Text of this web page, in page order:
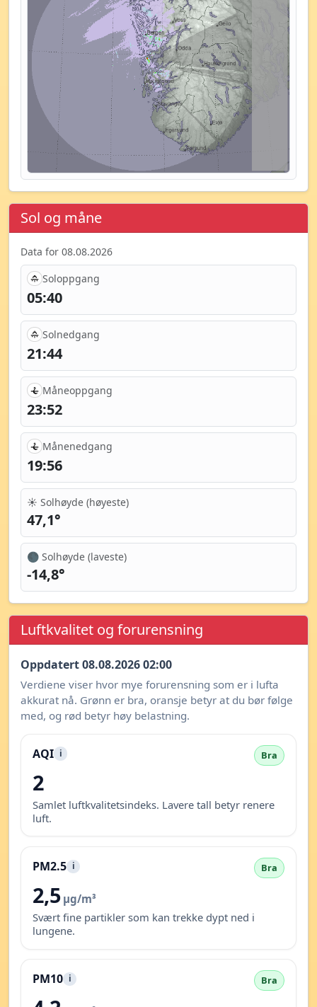
Sol og måne
Data for 08.08.2026
Soloppgang
05:40
Solnedgang
21:44
Måneoppgang
23:52
Månenedgang
19:56
☀️ Solhøyde (høyeste)
47,1°
🌑 Solhøyde (laveste)
-14,8°
Luftkvalitet og forurensning
Oppdatert 08.08.2026 02:00
Verdiene viser hvor mye forurensning som er i lufta
akkurat nå. Grønn er bra, oransje betyr at du bør følge
med, og rød betyr høy belastning.
AQI i Bra
2
Samlet luftkvalitetsindeks. Lavere tall betyr renere
luft.
PM2.5 i Bra
2,5 µg/m³
Svært fine partikler som kan trekke dypt ned i
lungene.
PM10 i Bra